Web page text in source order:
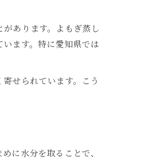
あります。よもぎ蒸し
ます。特に愛知県では
せられています。こう
に水分を取ることで、